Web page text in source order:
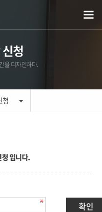
청
을 디자인하다.
청
입니다.